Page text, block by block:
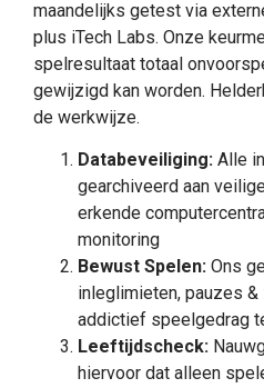
maandelijks getest via
plus iTech Labs. Onze
spelresultaat totaal
gewijzigd kan worden.
de werkwijze.
Databeveiliging: Alle
gearchiveerd aan
erkende
monitoring
Bewust Spelen: Ons
inleglimieten, pauzes
addictief speelgedrag
Leeftijdscheck:
hiervoor dat alleen